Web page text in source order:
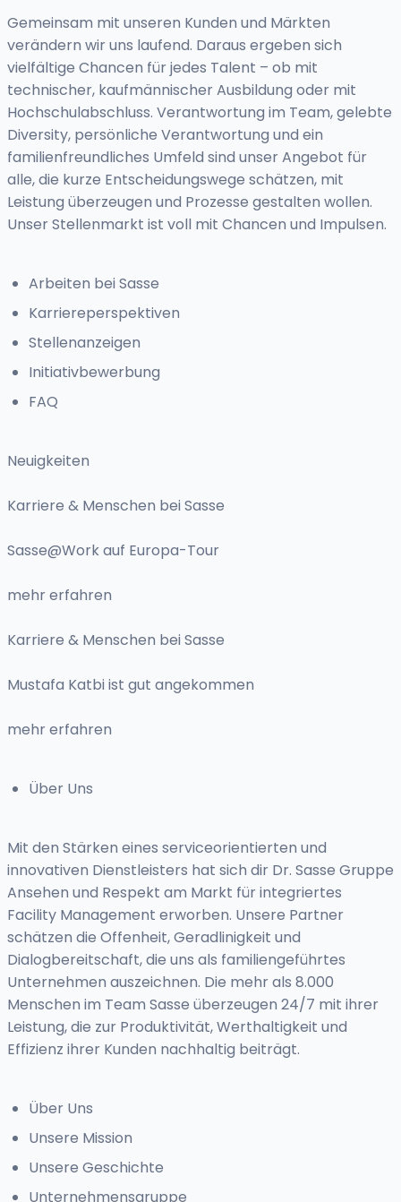
Gemeinsam mit unseren Kunden und Märkten
verändern wir uns laufend. Daraus ergeben sich
vielfältige Chancen für jedes Talent – ob mit
technischer, kaufmännischer Ausbildung oder mit
Hochschulabschluss. Verantwortung im Team, gelebte
Diversity, persönliche Verantwortung und ein
familienfreundliches Umfeld sind unser Angebot für
alle, die kurze Entscheidungswege schätzen, mit
Leistung überzeugen und Prozesse gestalten wollen.
Unser Stellenmarkt ist voll mit Chancen und Impulsen.
Arbeiten bei Sasse
Karriereperspektiven
Stellenanzeigen
Initiativbewerbung
FAQ
Neuigkeiten
Karriere & Menschen bei Sasse
Sasse@Work auf Europa-Tour
mehr erfahren
Karriere & Menschen bei Sasse
Mustafa Katbi ist gut angekommen
mehr erfahren
Über Uns
Mit den Stärken eines serviceorientierten und
innovativen Dienstleisters hat sich dir Dr. Sasse Gruppe
Ansehen und Respekt am Markt für integriertes
Facility Management erworben. Unsere Partner
schätzen die Offenheit, Geradlinigkeit und
Dialogbereitschaft, die uns als familiengeführtes
Unternehmen auszeichnen. Die mehr als 8.000
Menschen im Team Sasse überzeugen 24/7 mit ihrer
Leistung, die zur Produktivität, Werthaltigkeit und
Effizienz ihrer Kunden nachhaltig beiträgt.
Über Uns
Unsere Mission
Unsere Geschichte
Unternehmensgruppe